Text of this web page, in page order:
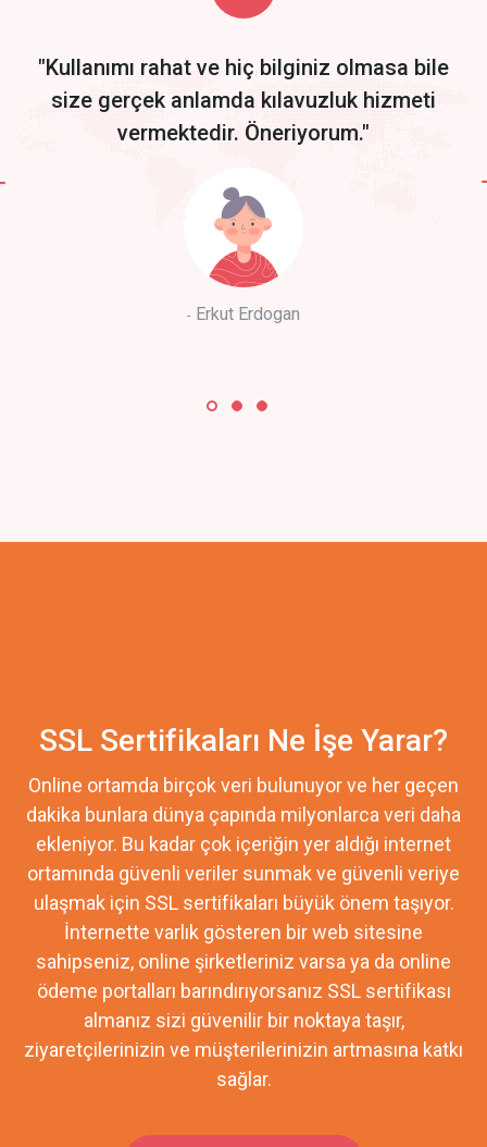
required.
"Kullanımı rahat ve hiç bilginiz olmasa bile
size gerçek anlamda kılavuzluk hizmeti
vermektedir. Öneriyorum."
Erkut Erdogan
SSL Sertifikaları Ne İşe Yarar?
Online ortamda birçok veri bulunuyor ve her geçen
dakika bunlara dünya çapında milyonlarca veri daha
ekleniyor. Bu kadar çok içeriğin yer aldığı internet
ortamında güvenli veriler sunmak ve güvenli veriye
ulaşmak için SSL sertifikaları büyük önem taşıyor.
İnternette varlık gösteren bir web sitesine
sahipseniz, online şirketleriniz varsa ya da online
ödeme portalları barındırıyorsanız SSL sertifikası
almanız sizi güvenilir bir noktaya taşır,
ziyaretçilerinizin ve müşterilerinizin artmasına katkı
sağlar.